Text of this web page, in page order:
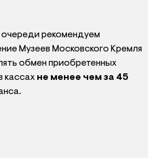
рекомендуем
Музеев Московского Кремля
обмен приобретенных
кассах не менее чем за 45